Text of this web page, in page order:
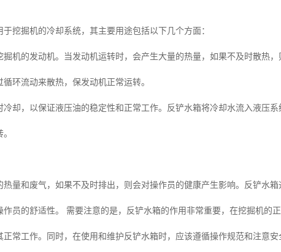
挖掘机的冷却系统，其主要用途包括以下几个方面：
机的发动机。当发动机运转时，会产生大量的热量，如果不及时散热
环流动来散热，保发动机正常运转。
却，以保证液压油的稳定性和正常工作。反铲水箱将冷却水流入液压
量和废气，如果不及时排出，则会对操作员的健康产生影响。反铲水
员的舒适性。 需要注意的是，反铲水箱的作用非常重要，在挖掘机的
常工作。同时，在使用和维护反铲水箱时，应该遵循操作规范和注意安